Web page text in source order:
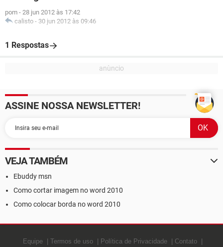
pom - 28 jun 2012 às 17:42
calisto - 30 jun 2012 às 09:46
1 Respostas
ASSINE NOSSA NEWSLETTER!
VEJA TAMBÉM
Ebuddy msn
Como cortar imagem no word 2010
Como colocar borda no word 2010
Equipe Termos de uso Política de Privacidade Contato